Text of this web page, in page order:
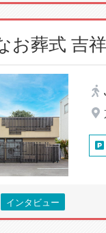
インタビュー